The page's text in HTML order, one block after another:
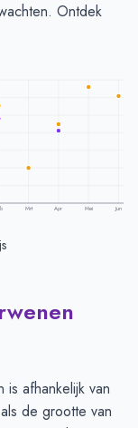
Ontdek
Mrt Apr Mei Jun
afhankelijk van
de grootte van